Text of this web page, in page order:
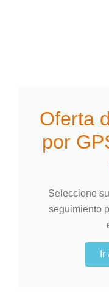
Oferta
por
Seleccione
seguimiento